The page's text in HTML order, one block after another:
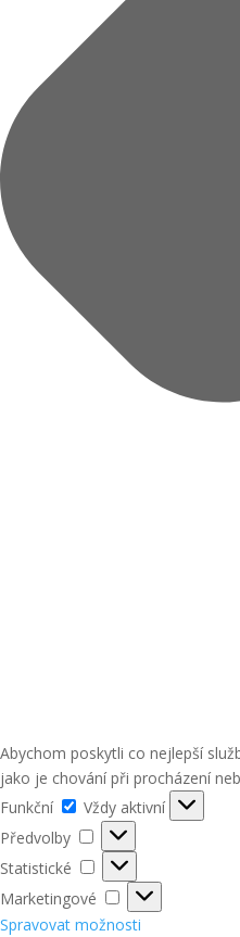
Abychom poskytli co nejlepší
jako je chování při procházení
Funkční
Funkční
Vždy aktivní
Předvolby
Předvolby
Statistické
Statistické
Marketingové
Marketingové
Spravovat možnosti